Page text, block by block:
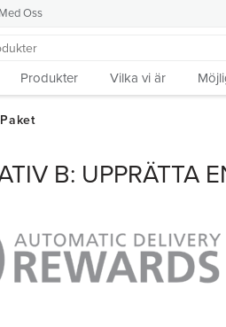
Oss
Produkter Vilka vi är
B: UPPRÄTTA